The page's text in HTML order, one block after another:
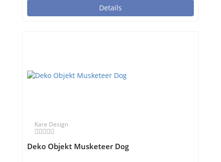
Details
Kare Design
Deko Objekt Musketeer Dog